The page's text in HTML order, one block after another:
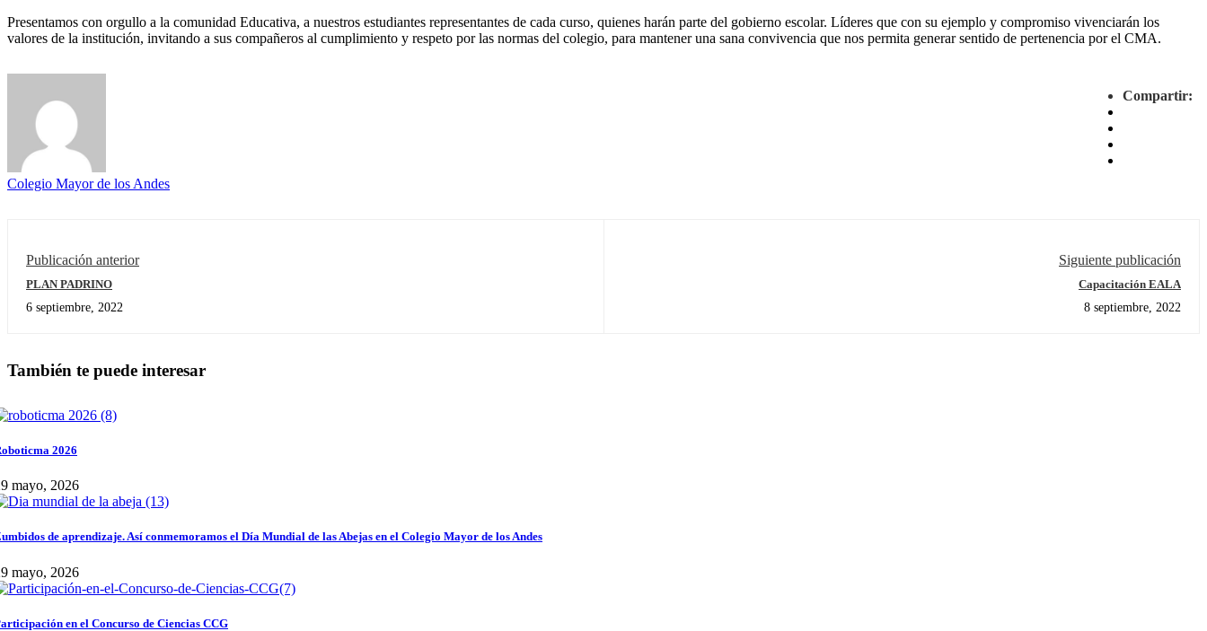
Presentamos con orgullo a la comunidad Educativa, a nuestros estudiantes representantes de cada curso, quienes harán parte del gobierno escolar. Líderes que con su ejemplo y compromiso vivenciarán los
valores de la institución, invitando a sus compañeros al cumplimiento y respeto por las normas del colegio, para mantener una sana convivencia que nos permita generar sentido de pertenencia por el CMA.
Compartir:
Colegio Mayor de los Andes
Publicación anterior
PLAN PADRINO
6 septiembre, 2022
Siguiente publicación
Capacitación EALA
8 septiembre, 2022
También te puede interesar
2026
mayo, 2026
de aprendizaje. Así conmemoramos el Día Mundial de las Abejas en el Colegio Mayor de los Andes
mayo, 2026
en el Concurso de Ciencias CCG